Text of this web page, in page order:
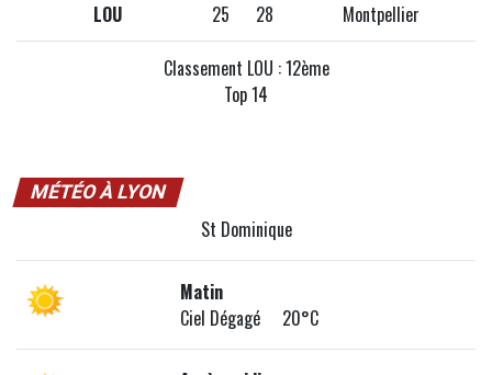
LOU 25 28 Montpellier
Classement LOU : 12ème
Top 14
MÉTÉO À LYON
St Dominique
Matin
Ciel Dégagé 20°C